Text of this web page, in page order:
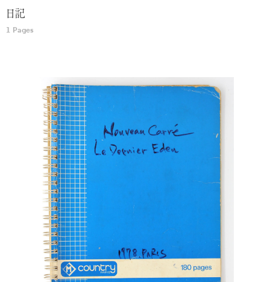
日記
1 Pages